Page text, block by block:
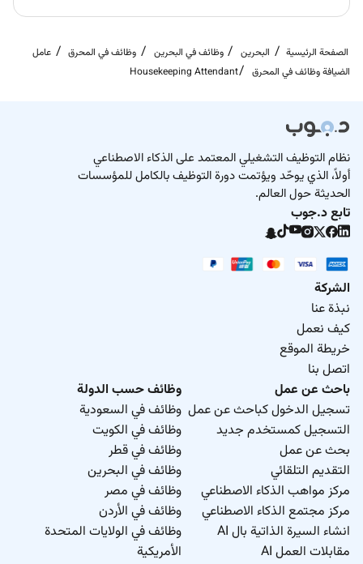
الصفحة الرئيسية البحرين وظائف في البحرين وظائف في المحرق
عامل
الضيافة وظائف في المحرق
Housekeeping Attendant
نظام التوظيف التشغيلي المعتمد على الذكاء الاصطناعي
أولاً، الذي يوحّد ويؤتمت دورة التوظيف بالكامل للمؤسسات
الحديثة حول العالم.
تابع د.جوب
الشركة
نبذة عنا
كيف نعمل
خريطة الموقع
اتصل بنا
باحث عن عمل
تسجيل الدخول كباحث عن عمل
التسجيل كمستخدم جديد
بحث عن عمل
التقديم التلقائي
مركز مواهب الذكاء الاصطناعي
مركز مجتمع الذكاء الاصطناعي
انشاء السيرة الذاتية بال AI
مقابلات العمل AI
وظائف حسب الدولة
وظائف في السعودية
وظائف في الكويت
وظائف في قطر
وظائف في البحرين
وظائف في مصر
وظائف في الأردن
وظائف في الولايات المتحدة
الأمريكية